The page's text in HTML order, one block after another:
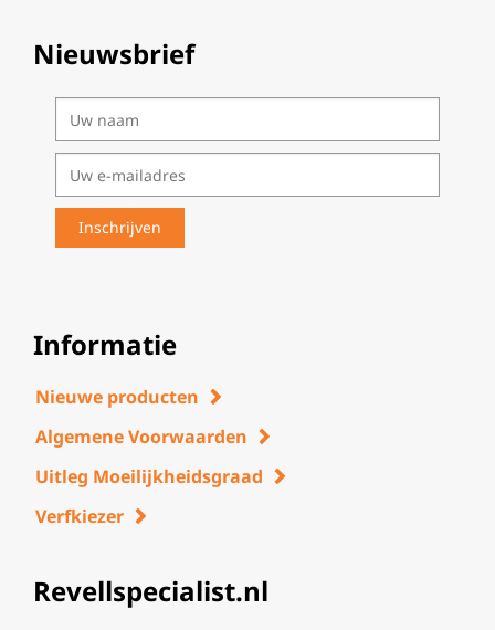
Nieuwsbrief
Informatie
Nieuwe producten
Algemene Voorwaarden
Uitleg Moeilijkheidsgraad
Verfkiezer
Revellspecialist.nl